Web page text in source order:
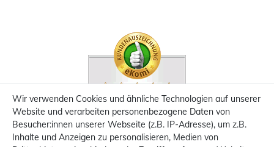
Wir verwenden Cookies und ähnliche Technologien auf unserer
Website und verarbeiten personenbezogene Daten von
Besucher:innen unserer Webseite (z.B. IP-Adresse), um z.B.
Inhalte und Anzeigen zu personalisieren, Medien von